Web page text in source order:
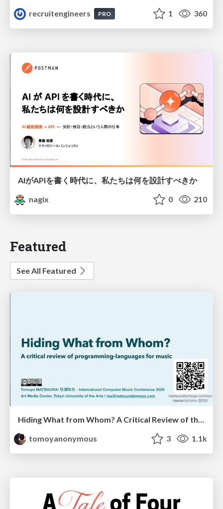
recruitengineers
PRO 1 360
AIがAPIを書く時代に、私たちは何を設計すべきか
nagix
0 210
Featured
See All Featured
Hiding What from Whom? A Critical Review of the History of Programming languages for Music
tomoyanonymous
3 1.1k